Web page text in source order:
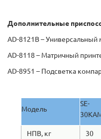
Дополнительные
AD-8121B – Универсальный
AD-8118 – Матричный
AD-8951 – Подсветка
Модель
SE-
НПВ, кг 30